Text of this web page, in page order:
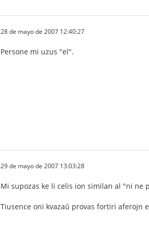
28 de mayo de 2007 12:40:27
Persone mi uzus "el".
29 de mayo de 2007 13:03:28
Mi supozas ke li celis ion similan al "ni ne
Tiusence oni kvazaŭ provas fortiri aferojn